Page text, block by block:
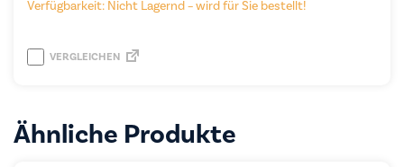
Verfügbarkeit: Nicht Lagernd – wird für Sie bestellt!
VERGLEICHEN
Ähnliche Produkte